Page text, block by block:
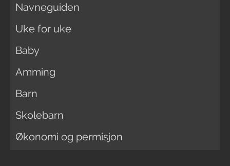
Navneguiden
Uke for uke
Baby
Amming
Barn
Skolebarn
Økonomi og permisjon